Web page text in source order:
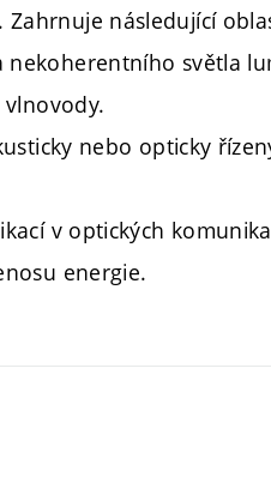
následující
světla
nebo opticky
v optických
energie.